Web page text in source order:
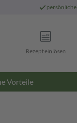
persönliche
Rezept einlösen
Vorteile